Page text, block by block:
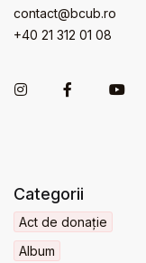
contact@bcub.ro
+40 21 312 01 08
Categorii
Act de donație
Album